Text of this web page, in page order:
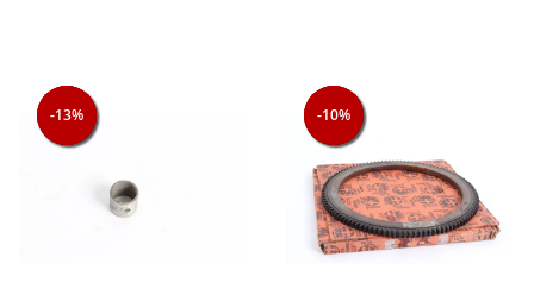
-13%
-13%
-13% -10%
-10%
-10%